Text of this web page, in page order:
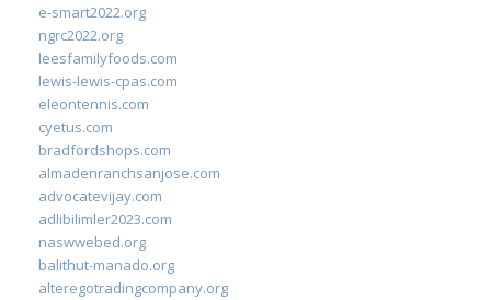
e-smart2022.org
ngrc2022.org
leesfamilyfoods.com
lewis-lewis-cpas.com
eleontennis.com
cyetus.com
bradfordshops.com
almadenranchsanjose.com
advocatevijay.com
adlibilimler2023.com
naswwebed.org
balithut-manado.org
alteregotradingcompany.org